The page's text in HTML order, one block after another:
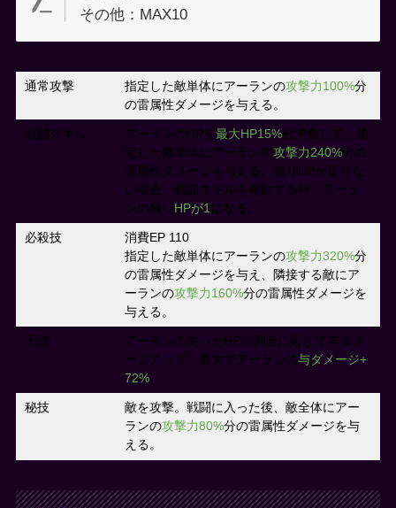
その他：MAX10
通常攻撃 指定した敵単体にアーランの攻撃力100%分
の雷属性ダメージを与える。
戦闘スキル アーランのHPを最大HP15%分消費して、指
定した敵単体にアーランの攻撃力240%分の
雷属性ダメージを与える。残りHPが足りな
い場合、戦闘スキルを発動する時、アーラ
ンの残り
HPが1 になる。
必殺技
消費EP 110
指定した敵単体にアーランの攻撃力320%分
の雷属性ダメージを与え、隣接する敵にア
ーランの攻撃力160%分の雷属性ダメージを
与える。
天賦
アーランの失ったHPの割合に応じて与ダメ
ージアップ、最大でアーランの与ダメージ+
72%
秘技
敵を攻撃。戦闘に入った後、敵全体にアー
ランの攻撃力80%分の雷属性ダメージを与
える。